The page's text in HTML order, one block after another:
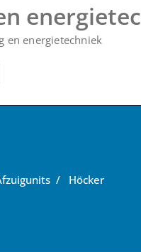
en energietechniek
/ Höcker